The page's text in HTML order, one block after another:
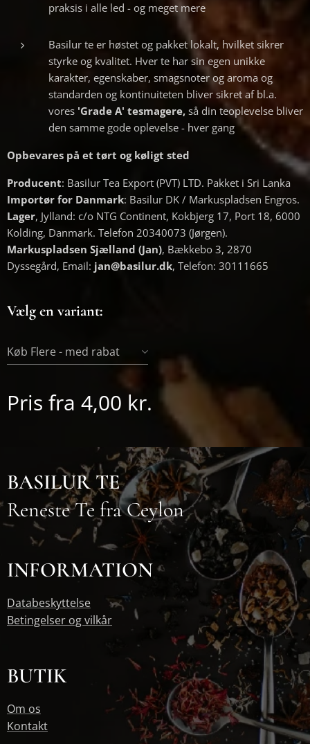
praksis i alle led - og meget mere
Basilur te er høstet og pakket lokalt, hvilket sikrer
styrke og kvalitet. Hver te har sin egen unikke
karakter, egenskaber, smagsnoter og aroma og
standarden og kontinuiteten bliver sikret af bl.a.
vores 'Grade A' tesmagere, så din teoplevelse bliver
den samme gode oplevelse - hver gang
Opbevares på et tørt og køligt sted
Producent: Basilur Tea Export (PVT) LTD. Pakket i Sri Lanka
Importør for Danmark: Basilur DK / Markuspladsen Engros.
Lager, Jylland: c/o NTG Continent, Kokbjerg 17, Port 18, 6000
Kolding, Danmark. Telefon 20340073 (Jørgen).
Markuspladsen Sjælland (Jan), Bækkebo 3, 2870
Dyssegård, Email: jan@basilur.dk, Telefon: 30111665
Vælg en variant:
Køb Flere - med rabat
Pris fra 4,00 kr.
BASILUR TE
Reneste Te fra Ceylon
INFORMATION
Databeskyttelse
Betingelser og vilkår
BUTIK
Om os
Kontakt